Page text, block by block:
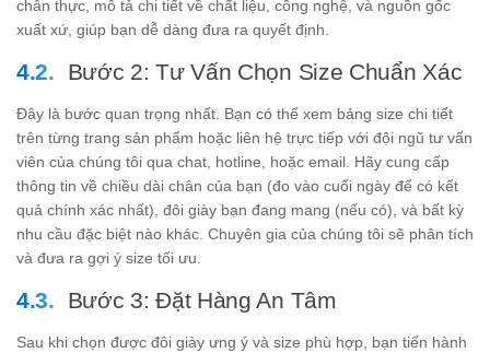
chân thực, mô tả chi tiết về chất liệu, công nghệ, và nguồn gốc
xuất xứ, giúp bạn dễ dàng đưa ra quyết định.
Bước 2: Tư Vấn Chọn Size Chuẩn Xác
Đây là bước quan trọng nhất. Bạn có thể xem bảng size chi tiết
trên từng trang sản phẩm hoặc liên hệ trực tiếp với đội ngũ tư vấn
viên của chúng tôi qua chat, hotline, hoặc email. Hãy cung cấp
thông tin về chiều dài chân của bạn (đo vào cuối ngày để có kết
quả chính xác nhất), đôi giày bạn đang mang (nếu có), và bất kỳ
nhu cầu đặc biệt nào khác. Chuyên gia của chúng tôi sẽ phân tích
và đưa ra gợi ý size tối ưu.
Bước 3: Đặt Hàng An Tâm
Sau khi chọn được đôi giày ưng ý và size phù hợp, bạn tiến hành